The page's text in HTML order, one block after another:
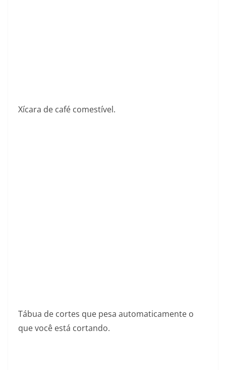
Xícara de café comestível.
Tábua de cortes que pesa automaticamente o
que você está cortando.